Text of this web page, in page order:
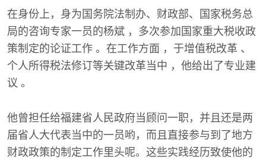
在身份上，身为国务院法制办、财政部、国家税务总
局的咨询专家一员的杨斌 ，多次参加国家重大税收政
策制定的论证工作 。在工作方面 ，于增值税改革 、
个人所得税法修订等关键改革当中 ，他给出了专业建
议 。
他曾担任给福建省人民政府当顾问一职，并且还是两
届省人大代表当中的一员哟，而且直接参与到了地方
财政政策的制定工作里头呢。这些实践经历致使他的